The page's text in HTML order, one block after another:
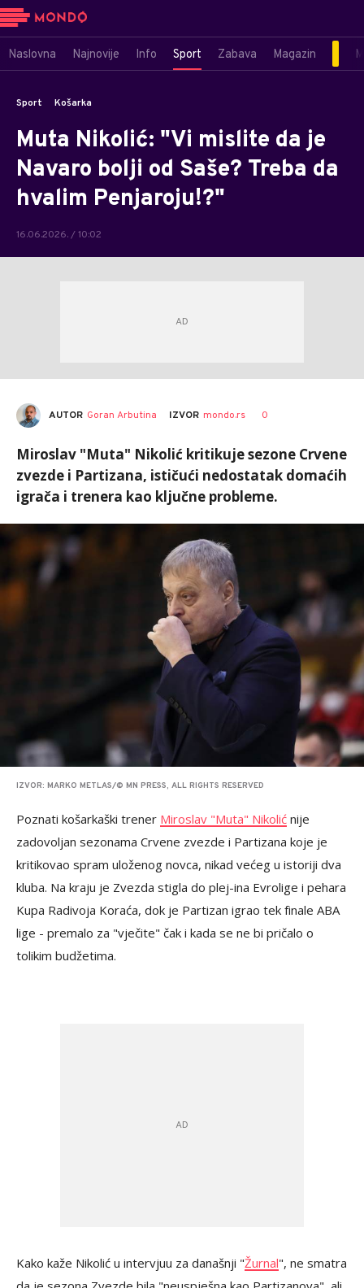
Naslovna Najnovije Info Sport Zabava Magazin
Sport Košarka
Muta Nikolić: "Vi mislite da je
Navaro bolji od Saše? Treba da
hvalim Penjaroju!?"
16.06.2026. / 10:02
AUTOR Goran Arbutina IZVOR mondo.rs 0
Miroslav "Muta" Nikolić kritikuje sezone Crvene
zvezde i Partizana, ističući nedostatak domaćih
igrača i trenera kao ključne probleme.
IZVOR: MARKO METLAS/© MN PRESS, ALL RIGHTS RESERVED
Poznati košarkaški trener Miroslav "Muta" Nikolić nije
zadovoljan sezonama Crvene zvezde i Partizana koje je
kritikovao spram uloženog novca, nikad većeg u istoriji dva
kluba. Na kraju je Zvezda stigla do plej-ina Evrolige i pehara
Kupa Radivoja Koraća, dok je Partizan igrao tek finale ABA
lige - premalo za "vječite" čak i kada se ne bi pričalo o
tolikim budžetima.
Kako kaže Nikolić u intervjuu za današnji "Žurnal", ne smatra